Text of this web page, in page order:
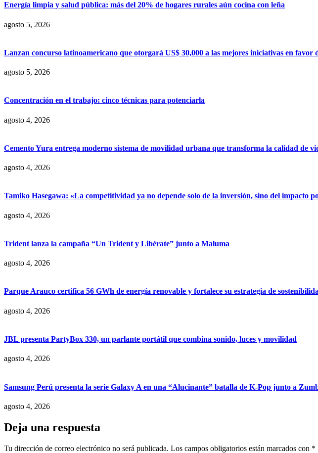
Energía limpia y salud pública: más del 20% de hogares rurales aún cocina con leña
agosto 5, 2026
Lanzan concurso latinoamericano que otorgará US$ 30,000 a las mejores iniciativas en favor
agosto 5, 2026
Concentración en el trabajo: cinco técnicas para potenciarla
agosto 4, 2026
Cemento Yura entrega moderno sistema de movilidad urbana que transforma la calidad de
agosto 4, 2026
Tamiko Hasegawa: «La competitividad ya no depende solo de la inversión, sino del impacto
agosto 4, 2026
Trident lanza la campaña “Un Trident y Libérate” junto a Maluma
agosto 4, 2026
Parque Arauco certifica 56 GWh de energía renovable y fortalece su estrategia de
agosto 4, 2026
JBL presenta PartyBox 330, un parlante portátil que combina sonido, luces y movilidad
agosto 4, 2026
Samsung Perú presenta la serie Galaxy A en una “Alucinante” batalla de K-Pop junto a
agosto 4, 2026
Deja una respuesta
Tu dirección de correo electrónico no será publicada. Los campos obligatorios están marcados con *